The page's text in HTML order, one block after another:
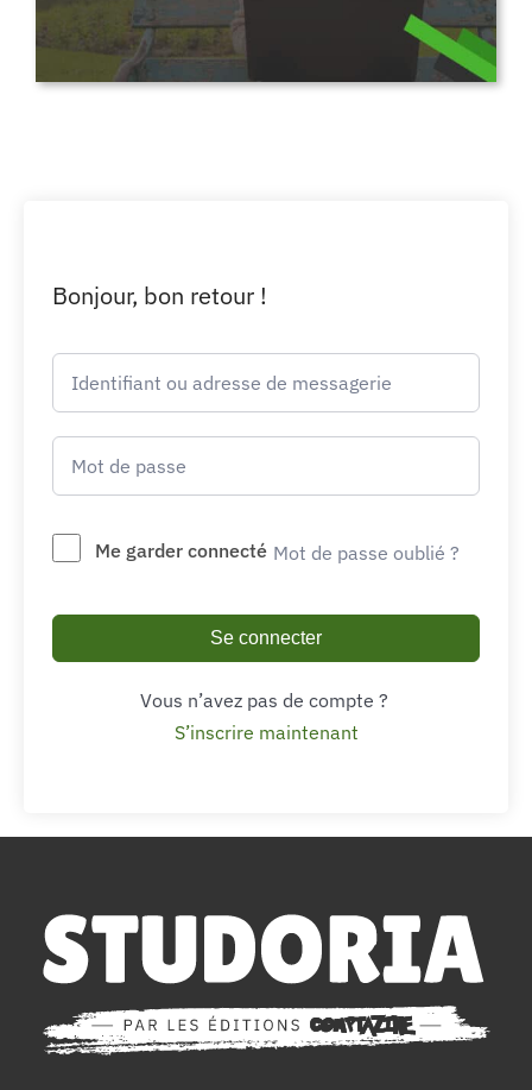
Bonjour, bon retour !
Me garder connecté Mot de passe oublié ?
Se connecter
Vous n’avez pas de compte ?
S’inscrire maintenant